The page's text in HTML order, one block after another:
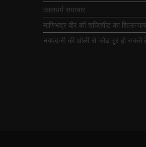
कालधर्म समाचार
माणिभद्र वीर की शक्तिपीठ का
नवपदजी की ओली से कोढ दूर हो सकते है